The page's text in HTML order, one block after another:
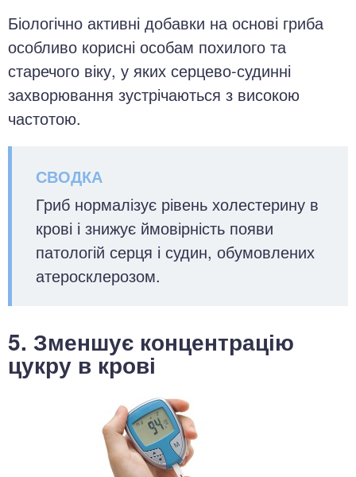
Біологічно активні добавки на основі гриба
особливо корисні особам похилого та
старечого віку, у яких серцево-судинні
захворювання зустрічаються з високою
частотою.
Гриб нормалізує рівень холестерину в
крові і знижує ймовірність появи
патологій серця і судин, обумовлених
атеросклерозом.
5. Зменшує концентрацію
цукру в крові